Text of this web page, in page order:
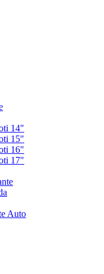
14"
15"
16"
17"
Auto